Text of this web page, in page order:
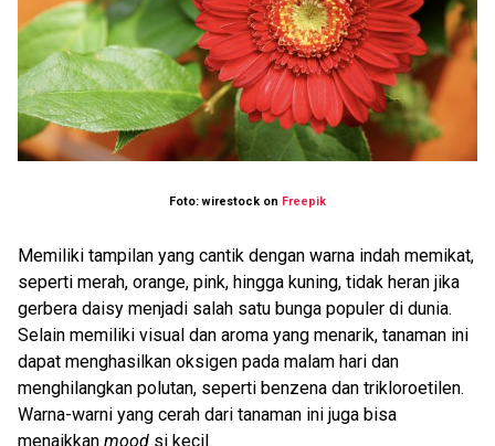
Foto: wirestock on Freepik
Memiliki tampilan yang cantik dengan warna indah memikat,
seperti merah, orange, pink, hingga kuning, tidak heran jika
gerbera daisy menjadi salah satu bunga populer di dunia.
Selain memiliki visual dan aroma yang menarik, tanaman ini
dapat menghasilkan oksigen pada malam hari dan
menghilangkan polutan, seperti benzena dan trikloroetilen.
Warna-warni yang cerah dari tanaman ini juga bisa
menaikkan mood si kecil.